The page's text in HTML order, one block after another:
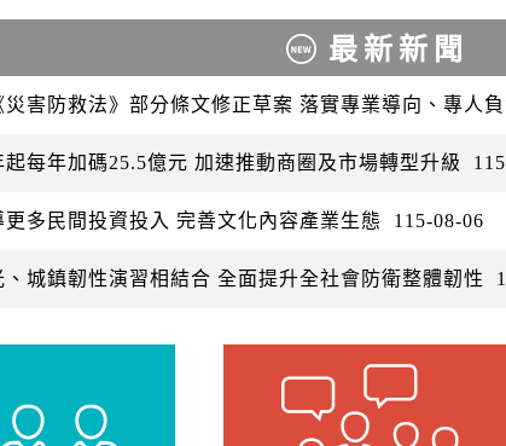
最新新聞
災害防救法》部分條文修正草案 落實專業導向、專人
每年加碼25.5億元 加速推動商圈及市場轉型升級
更多民間投資投入 完善文化內容產業生態 115-08-06
、城鎮韌性演習相結合 全面提升全社會防衛整體韌性